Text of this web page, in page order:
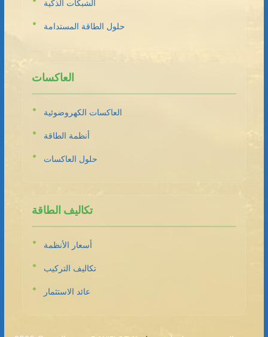
الشبكات الذكية
حلول الطاقة المستدامة
العاكسات
العاكسات الكهروضوئية
أنظمة الطاقة
حلول العاكسات
تكاليف الطاقة
أسعار الأنظمة
تكاليف التركيب
عائد الاستثمار